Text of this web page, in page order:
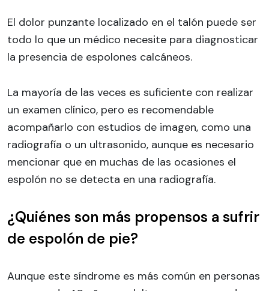
El dolor punzante localizado en el talón puede ser
todo lo que un médico necesite para diagnosticar
la presencia de espolones calcáneos.
La mayoría de las veces es suficiente con realizar
un examen clínico, pero es recomendable
acompañarlo con estudios de imagen, como una
radiografía o un ultrasonido, aunque es necesario
mencionar que en muchas de las ocasiones el
espolón no se detecta en una radiografía.
¿Quiénes son más propensos a sufrir
de espolón de pie?
Aunque este síndrome es más común en personas